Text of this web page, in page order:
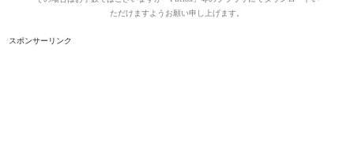
ただけますようお願い申し上げます。
スポンサーリンク